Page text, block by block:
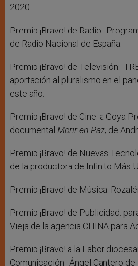
2020.
Premio ¡Bravo! de Radio:
de Radio Nacional de España.
Premio ¡Bravo! de Televisión:
aportación al pluralismo en el
este año.
Premio ¡Bravo! de Cine: a Goya
documental Morir en Paz, de
Premio ¡Bravo! de Nuevas
de la productora de Infinito Más
Premio ¡Bravo! de Música:
Premio ¡Bravo! de Publicidad:
Vieja de la agencia CHINA para
Premio ¡Bravo! a la Labor
Comunicación: Ángel Cantero de